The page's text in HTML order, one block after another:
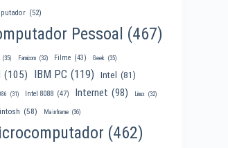
(52)
Pessoal (467)
(35) Famicom (32) Filme (43) Geek (35)
(105) IBM PC (119) Intel (81)
(31) Intel 8088 (47) Internet (98) Linux (32)
(58) Mainframe (36)
(462)